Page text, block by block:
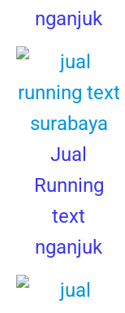
nganjuk
Jual
Running
text
nganjuk